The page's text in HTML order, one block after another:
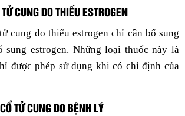
CUNG DO THIẾU ESTROGEN
cung do thiếu estrogen chỉ cần bổ sung
sung estrogen. Những loại thuốc này là
được phép sử dụng khi có chỉ định của
TỬ CUNG DO BỆNH LÝ